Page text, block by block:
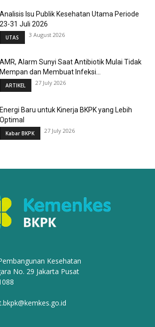
Analisis Isu Publik Kesehatan Utama Periode
23-31 Juli 2026
UTAS 3 August 2026
AMR, Alarm Sunyi Saat Antibiotik Mulai Tidak
Mempan dan Membuat Infeksi...
ARTIKEL 27 July 2026
Energi Baru untuk Kinerja BKPK yang Lebih
Optimal
Kabar BKPK 27 July 2026
Kesehatan
No. 29 Jakarta Pusat